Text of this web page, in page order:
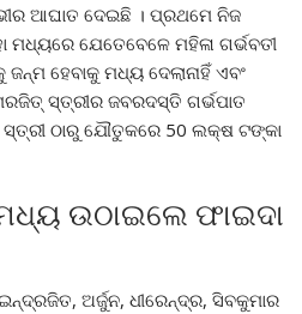
ଆଘାତ ଦେଇଛି । ପ୍ରଥମେ ନିଜ
ମଧ୍ୟରେ ଯେତେବେଳେ ମହିଳା ଗର୍ଭବତୀ
ହେବାକୁ ମଧ୍ୟ ଦେଲାନାହିଁ ଏବଂ
ସ୍ତ୍ରୀର ଜବରଦସ୍ତି ଗର୍ଭପାତ
ଠାରୁ ଯୌତୁକରେ 50 ଲକ୍ଷ ଟଙ୍କା
ଉଠାଇଲେ ଫାଇଦା
ଅର୍ଜୁନ, ଧୀରେନ୍ଦ୍ର, ସିବକୁମାର